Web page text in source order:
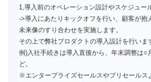
1,導入前のオペレーション設計やスケジュー
->導入にあたりキックオフを行い、顧客が抱
未来像のすり合わせを実施します。
その上で弊社プロダクトの導入設計を行いま
例)入社手続きは導入直後から、年末調整は○
ど。
※エンタープライズセールスやプリセールス